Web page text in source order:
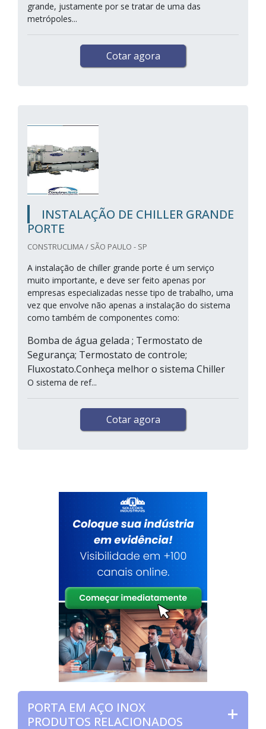
grande, justamente por se tratar de uma das
metrópoles...
Cotar agora
INSTALAÇÃO DE CHILLER GRANDE
PORTE
CONSTRUCLIMA / SÃO PAULO - SP
A instalação de chiller grande porte é um serviço
muito importante, e deve ser feito apenas por
empresas especializadas nesse tipo de trabalho, uma
vez que envolve não apenas a instalação do sistema
como também de componentes como:
Bomba de água gelada ; Termostato de
Segurança; Termostato de controle;
Fluxostato.Conheça melhor o sistema Chiller
O sistema de ref...
Cotar agora
PORTA EM AÇO INOX
PRODUTOS RELACIONADOS